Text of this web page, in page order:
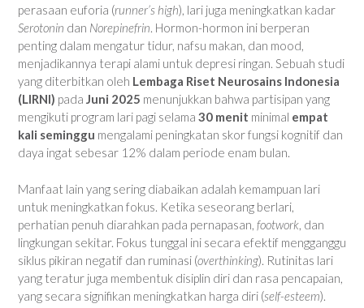
perasaan euforia (runner’s high), lari juga meningkatkan kadar
Serotonin dan Norepinefrin. Hormon-hormon ini berperan
penting dalam mengatur tidur, nafsu makan, dan mood,
menjadikannya terapi alami untuk depresi ringan. Sebuah studi
yang diterbitkan oleh Lembaga Riset Neurosains Indonesia
(LIRNI) pada Juni 2025 menunjukkan bahwa partisipan yang
mengikuti program lari pagi selama 30 menit minimal empat
kali seminggu mengalami peningkatan skor fungsi kognitif dan
daya ingat sebesar 12% dalam periode enam bulan.
Manfaat lain yang sering diabaikan adalah kemampuan lari
untuk meningkatkan fokus. Ketika seseorang berlari,
perhatian penuh diarahkan pada pernapasan, footwork , dan
lingkungan sekitar. Fokus tunggal ini secara efektif mengganggu
siklus pikiran negatif dan ruminasi (overthinking). Rutinitas lari
yang teratur juga membentuk disiplin diri dan rasa pencapaian,
yang secara signifikan meningkatkan harga diri (self-esteem).